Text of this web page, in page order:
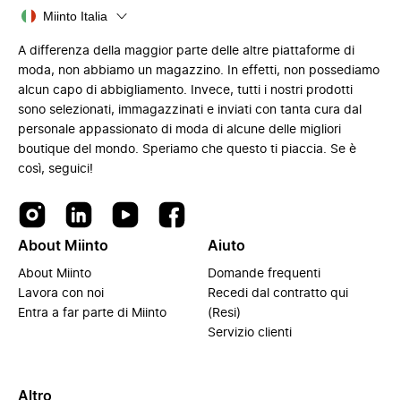
Miinto Italia
A differenza della maggior parte delle altre piattaforme di
moda, non abbiamo un magazzino. In effetti, non possediamo
alcun capo di abbigliamento. Invece, tutti i nostri prodotti
sono selezionati, immagazzinati e inviati con tanta cura dal
personale appassionato di moda di alcune delle migliori
boutique del mondo. Speriamo che questo ti piaccia. Se è
così, seguici!
About Miinto
About Miinto
Lavora con noi
Entra a far parte di Miinto
Aiuto
Domande frequenti
Recedi dal contratto qui
(Resi)
Servizio clienti
Altro